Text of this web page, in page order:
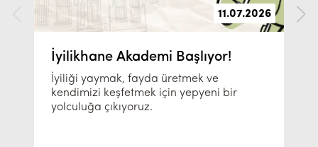
11.07.2026
İyilikhane Akademi Başlıyor!
İyiliği yaymak, fayda üretmek ve
kendimizi keşfetmek için yepyeni bir
yolculuğa çıkıyoruz.